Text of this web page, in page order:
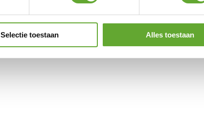
Selectie toestaan Alles toestaan